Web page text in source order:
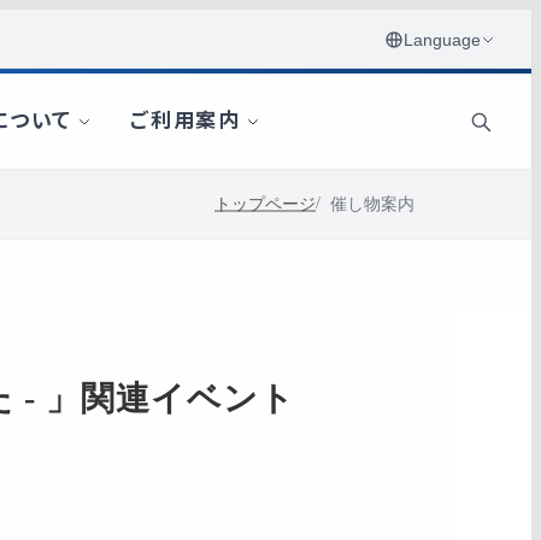
トップページ 催し物案内
- 」関連イベント